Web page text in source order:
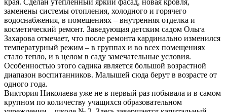
заменены системы отопления, холодного и горячего
водоснабжения, в помещениях – внутренняя отделка и
косметический ремонт. Заведующая детским садом Ольга
Захарова отмечает, что после ремонта кардинально изменился
температурный режим – в группах и во всех помещениях
стало тепло, и в целом в саду замечательные условия.
Особенностью этого садика является большой возрастной
диапазон воспитанников. Малышей сюда берут в возрасте от
одного года.
Виктория Николаева уже не в первый раз побывала и в самом
крупном по количеству учащихся образовательном